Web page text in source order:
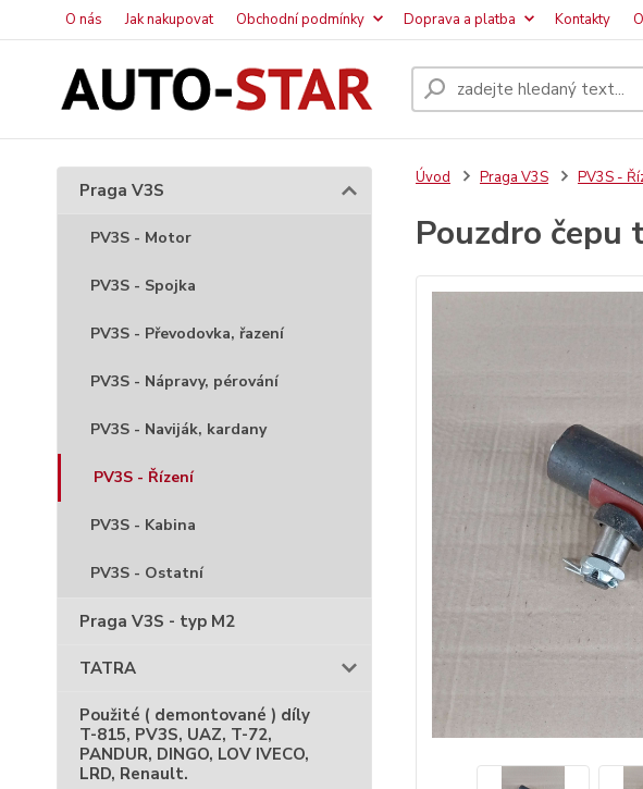
O nás Jak nakupovat Obchodní podmínky Doprava a platba Kontakty
Praga V3S
PV3S - Motor
PV3S - Spojka
PV3S - Převodovka, řazení
PV3S - Nápravy, pérování
PV3S - Naviják, kardany
PV3S - Řízení
PV3S - Kabina
PV3S - Ostatní
Praga V3S - typ M2
TATRA
Použité ( demontované ) díly
T-815, PV3S, UAZ, T-72,
PANDUR, DINGO, LOV IVECO,
LRD, Renault.
Úvod Praga V3S PV3S -
Pouzdro čepu